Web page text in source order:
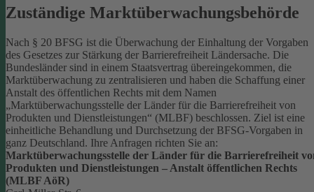
Zuständige Marktüberwachungsbehörde
Nach § 20 BFSG ist die Überwachung der Einhaltung der Vorgaben
des Gesetzes zur Stärkung der Barrierefreiheit Ländersache. Die
Bundesländer sind in einem Staatsvertrag übereingekommen, die
Marktüberwachung zu zentralisieren und haben die Schaffung einer
Anstalt des öffentlichen Rechts mit dem Namen
„Marktüberwachungsstelle der Länder für die Barrierefreiheit von
Produkten und Dienstleistungen“ (MLBF) beschlossen. Ziel ist eine
einheitliche Behandlung und Durchsetzung der BFSG-Vorgaben in
ganz Deutschland. Ihre Anfragen richten Sie an:
Marktüberwachungsstelle der Länder für die Barrierefreiheit
Produkten und Dienstleistungen – Anstalt öffentlichen Rechts
(MLBF AöR)